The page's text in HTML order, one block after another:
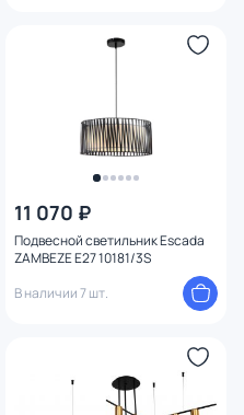
11 070 ₽
Подвесной светильник Escada
ZAMBEZE E27 10181/3S
В наличии 7 шт.